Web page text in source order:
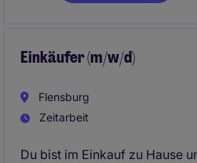
Einkäufer (m/w/d)
Flensburg
Zeitarbeit
Du bist im Einkauf zu Hause